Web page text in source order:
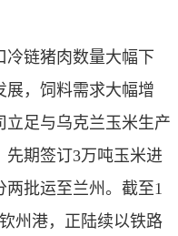
链猪肉数量大幅下
展，饲料需求大幅增
立足与乌克兰玉米生产
期签订3万吨玉米进
两批运至兰州。截至1
州港，正陆续以铁路